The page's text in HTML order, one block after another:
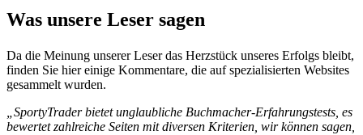
Was unsere Leser sagen
Da die Meinung unserer Leser das Herzstück unseres Erfolgs bleibt,
finden Sie hier einige Kommentare, die auf spezialisierten Websites
gesammelt wurden.
„SportyTrader bietet unglaubliche Buchmacher-Erfahrungstests, es
bewertet zahlreiche Seiten mit diversen Kriterien, wir können sagen,